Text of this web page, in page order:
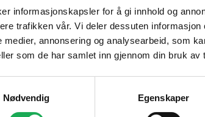
informasjonskapsler for å gi innhold og
trafikken vår. Vi deler dessuten
medier, annonsering og analysearbeid, som
som de har samlet inn gjennom din bruk av
Nødvendig
Egenskaper
på, er en blanding av glatte vegger i en